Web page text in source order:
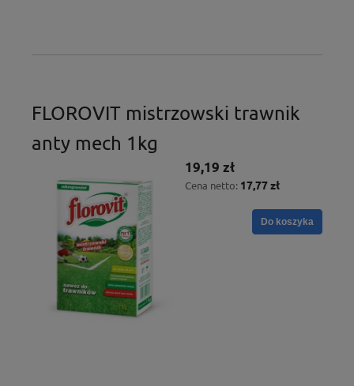
FLOROVIT mistrzowski trawnik
anty mech 1kg
19,19 zł
Cena netto: 17,77 zł
Do koszyka